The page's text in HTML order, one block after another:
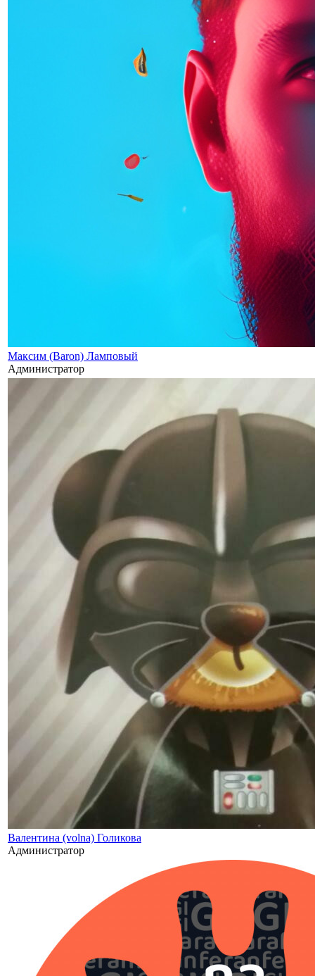
Максим (Baron) Ламповый
Администратор
Валентина (volna) Голикова
Администратор